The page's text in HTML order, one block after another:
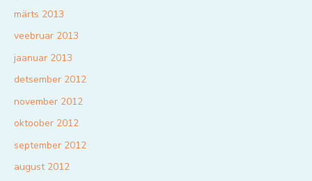
märts 2013
veebruar 2013
jaanuar 2013
detsember 2012
november 2012
oktoober 2012
september 2012
august 2012